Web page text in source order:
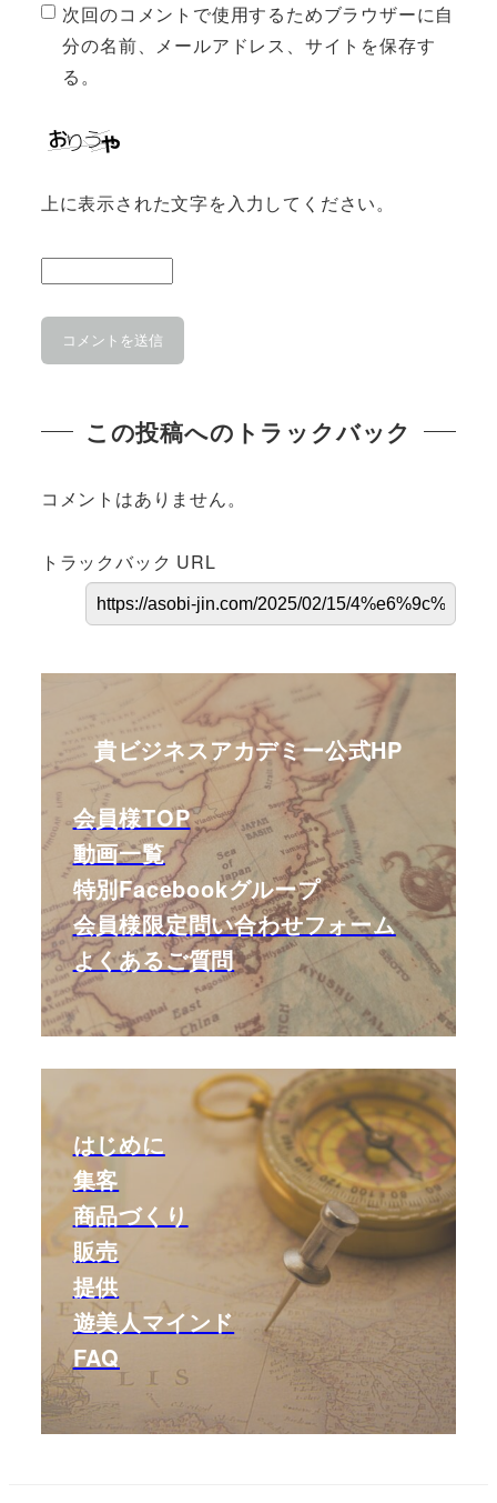
次回のコメントで使用するためブラウザーに自
分の名前、メールアドレス、サイトを保存す
る。
上に表示された文字を入力してください。
この投稿へのトラックバック
コメントはありません。
トラックバック URL
貴ビジネスアカデミー公式HP
会員様TOP
動画一覧
特別Facebookグループ
会員様限定問い合わせフォーム
よくあるご質問
はじめに
集客
商品づくり
販売
提供
遊美人マインド
FAQ